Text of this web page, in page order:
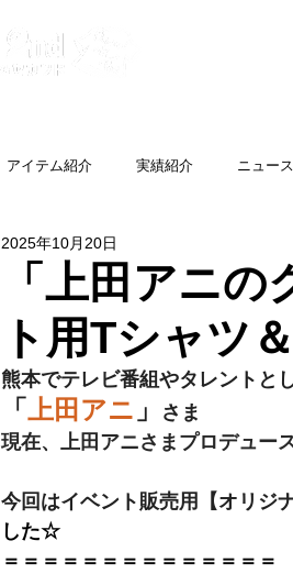
アイテム紹介 実績紹介 ニュー
「上田アニ
ト用Tシャツ
2025年10月20日
熊本でテレビ番組やタレントと
「 上田アニ 」
さま
現在、上田アニさまプロデュー
今回はイベント販売用【オリジ
した☆
＝＝＝＝＝＝＝＝＝＝＝＝＝＝